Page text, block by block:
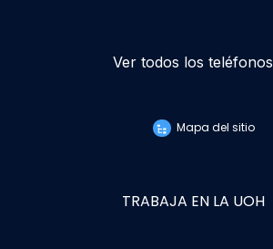
Ver todos los teléfonos
Mapa del sitio
TRABAJA EN LA UOH